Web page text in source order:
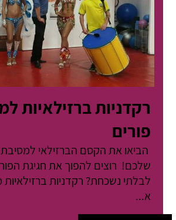
רקדניות ברזילאיות
פורים
הביאו את הקסם הברזילאי למסיבת
שלכם! רוצים להפוך את חגיגת
לבלתי נשכחת? רקדניות ברזילאיות
א...